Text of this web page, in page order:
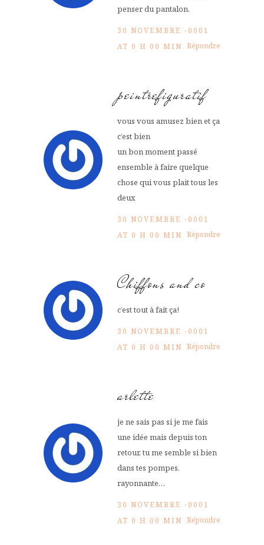
penser du pantalon.
30 NOVEMBRE -0001
AT 0 H 00 MIN Répondre
peintrefiguratif
vous vous amusez bien et ça
c’est bien
un bon moment passé
ensemble à faire quelque
chose qui vous plait tous les
deux
30 NOVEMBRE -0001
AT 0 H 00 MIN Répondre
Chiffons and co
c’est tout à fait ça!
30 NOVEMBRE -0001
AT 0 H 00 MIN Répondre
arlette
je ne sais pas si je me fais
une idée mais depuis ton
retour, tu me semble si bien
dans tes pompes,
rayonnante…
30 NOVEMBRE -0001
AT 0 H 00 MIN Répondre